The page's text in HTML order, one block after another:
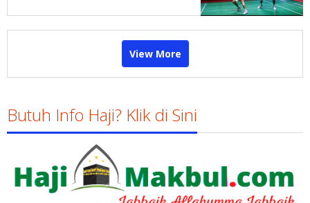
View More
Butuh Info Haji? Klik di Sini